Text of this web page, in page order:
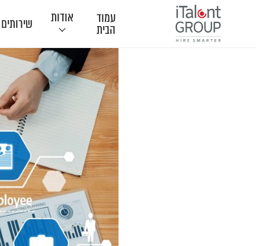
עמוד
הבית
אודות
תודות
שירותים